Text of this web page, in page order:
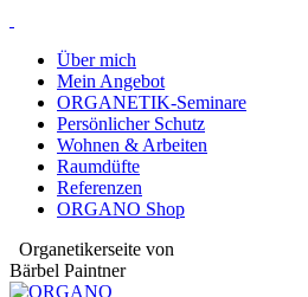
Über mich
Mein Angebot
ORGANETIK-Seminare
Persönlicher Schutz
Wohnen & Arbeiten
Raumdüfte
Referenzen
ORGANO Shop
Organetikerseite von
Bärbel Paintner